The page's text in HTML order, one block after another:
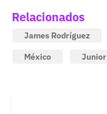
Relacionados
James Rodríguez
México
Junior